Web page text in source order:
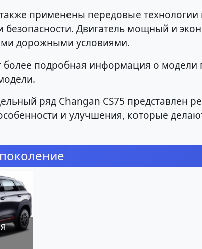
применены передовые
безопасности. Двигатель мощный и
дорожными условиями.
более подробная информация о
ряд Changan CS75 представлен
и улучшения, которые